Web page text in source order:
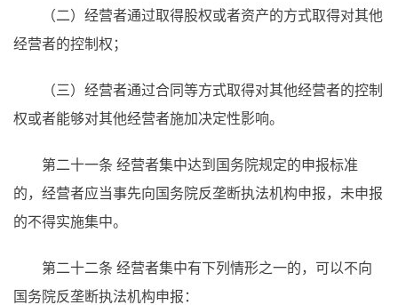
（二）经营者通过取得股权或者资产的方式取得对其他
经营者的控制权；
（三）经营者通过合同等方式取得对其他经营者的控制
权或者能够对其他经营者施加决定性影响。
第二十一条 经营者集中达到国务院规定的申报标准
的，经营者应当事先向国务院反垄断执法机构申报，未申报
的不得实施集中。
第二十二条 经营者集中有下列情形之一的，可以不向
国务院反垄断执法机构申报：